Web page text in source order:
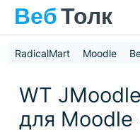
RadicalMart Moodle
WT
для Moodle